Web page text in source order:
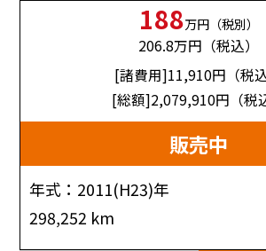
188万円（税別）
206.8万円（税込）
[諸費用]11,910円（税込
[総額]2,079,910円（税
販売中
年式：2011(H23)年
298,252 km